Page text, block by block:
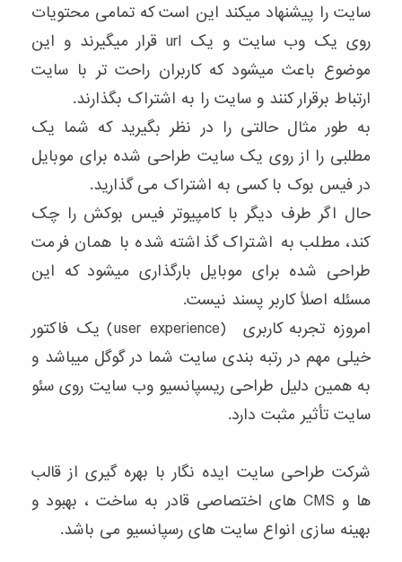
سایت را پیشنهاد میکند این است که تمامی محتویات
روی یک وب سایت و یک url قرار میگیرند و این
موضوع باعث میشود که کاربران راحت تر با سایت
ارتباط برقرار کنند و سایت را به اشتراک بگذارند.
به طور مثال حالتی را در نظر بگیرید که شما یک
مطلبی را از روی یک سایت طراحی شده برای موبایل
در فیس بوک با کسی به اشتراک می گذارید.
حال اگر طرف دیگر با کامپیوتر فیس بوکش را چک
کند، مطلب به اشتراک گذاشته شده با همان فرمت
طراحی شده برای موبایل بارگذاری میشود که این
مسئله اصلاً کاربر پسند نیست.
امروزه تجربه کاربری (user experience) یک فاکتور
خیلی مهم در رتبه بندی سایت شما در گوگل میباشد و
به همین دلیل طراحی ریسپانسیو وب سایت روی سئو
سایت تأثیر مثبت دارد.
شرکت طراحی سایت ایده نگار با بهره گیری از قالب
ها و CMS های اختصاصی قادر به ساخت ، بهبود و
بهینه سازی انواع سایت های رسپانسیو می باشد.